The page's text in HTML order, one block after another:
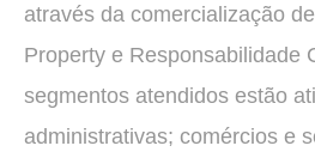
através da comercialização
Property e Responsabilidade
segmentos atendidos estão
administrativas; comércios e